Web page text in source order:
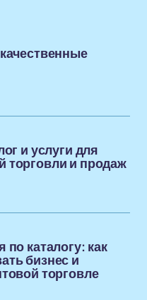
и услуги для
торговли и продаж
по каталогу: как
бизнес и
торговле